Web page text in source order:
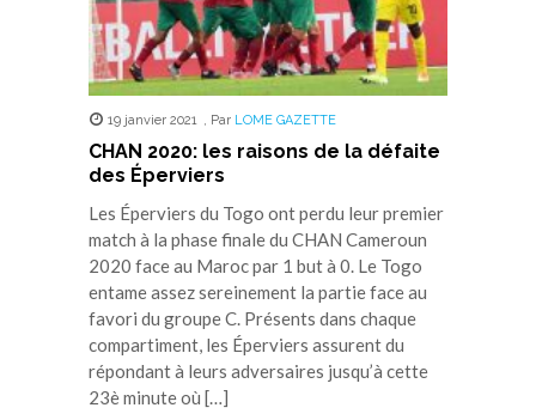
19 janvier 2021 , Par LOME GAZETTE
CHAN 2020: les raisons de la défaite
des Éperviers
Les Éperviers du Togo ont perdu leur premier
match à la phase finale du CHAN Cameroun
2020 face au Maroc par 1 but à 0. Le Togo
entame assez sereinement la partie face au
favori du groupe C. Présents dans chaque
compartiment, les Éperviers assurent du
répondant à leurs adversaires jusqu’à cette
23è minute où […]